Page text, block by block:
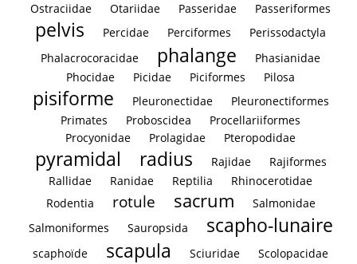
Ostraciidae Otariidae Passeridae Passeriformes
pelvis Percidae Perciformes
Perissodactyla
Phalacrocoracidae
phalange
Phasianidae
Phocidae
Picidae Piciformes Pilosa
pisiforme Pleuronectidae
Pleuronectiformes
Primates
Proboscidea
Procellariiformes
Procyonidae
Prolagidae Pteropodidae
pyramidal radius Rajidae
Rajiformes
Rallidae
Ranidae Reptilia
Rhinocerotidae
Rodentia
rotule sacrum
Salmonidae
Salmoniformes
Sauropsida scapho-lunaire
scaphoïde scapula Sciuridae
Scolopacidae